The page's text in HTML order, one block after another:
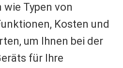
wie Typen von
Kosten und
um Ihnen bei der
für Ihre